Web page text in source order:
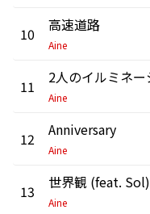
10 高速道路
Aine
11
Aine
12 Anniversary
Aine
13 世界観 (feat. Sol)
Aine